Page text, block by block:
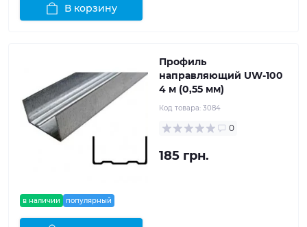
В корзину
в наличии популярный
Профиль
направляющий UW-100
4 м (0,55 мм)
Код товара: 3084
0
185 грн.